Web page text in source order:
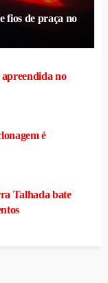
fios de praça no
apreendida no
é
Talhada bate